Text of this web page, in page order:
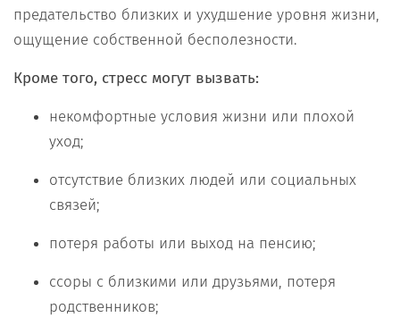
предательство близких и ухудшение уровня жизни,
ощущение собственной бесполезности.
Кроме того, стресс могут вызвать:
некомфортные условия жизни или плохой
уход;
отсутствие близких людей или социальных
связей;
потеря работы или выход на пенсию;
ссоры с близкими или друзьями, потеря
родственников;